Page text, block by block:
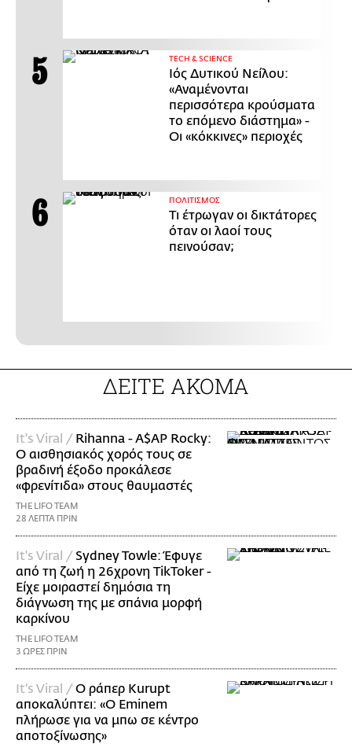
ΤECH & SCIENCE
Ιός Δυτικού Νείλου:
«Αναμένονται
περισσότερα κρούσματα
το επόμενο διάστημα» -
Οι «κόκκινες» περιοχές
ΠΟΛΙΤΙΣΜΟΣ
Τι έτρωγαν οι δικτάτορες
όταν οι λαοί τους
πεινούσαν;
ΔΕΙΤΕ ΑΚΟΜΑ
It's Viral / Rihanna - A$AP Rocky:
Ο αισθησιακός χορός τους σε
βραδινή έξοδο προκάλεσε
«φρενίτιδα» στους θαυμαστές
THE LIFO TEAM
28 ΛΕΠΤΑ ΠΡΙΝ
It's Viral / Sydney Towle: Έφυγε
από τη ζωή η 26χρονη TikToker -
Είχε μοιραστεί δημόσια τη
διάγνωση της με σπάνια μορφή
καρκίνου
THE LIFO TEAM
3 ΩΡΕΣ ΠΡΙΝ
It's Viral /Ο ράπερ Kurupt
αποκαλύπτει: «Ο Eminem
πλήρωσε για να μπω σε κέντρο
αποτοξίνωσης»